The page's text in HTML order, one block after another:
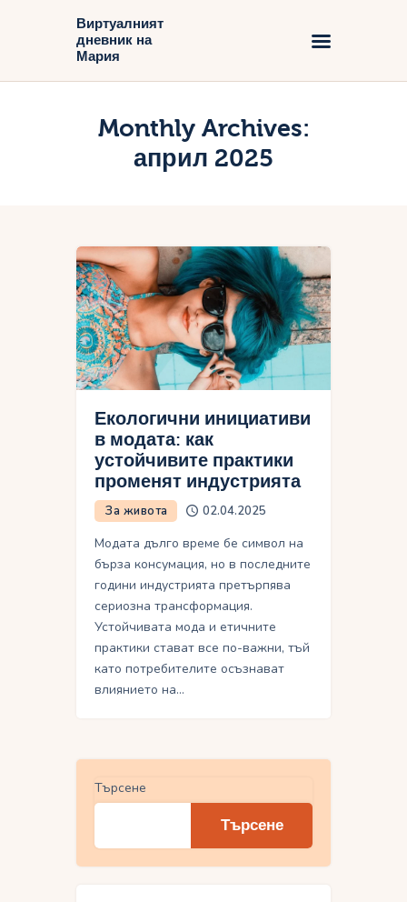
Виртуалният
дневник на
Мария
Monthly Archives:
април 2025
Виртуалният дневник на Мария
Блог
Екологични инициативи
в модата: как
устойчивите практики
променят индустрията
За живота 02.04.2025
Модата дълго време бе символ на
бърза консумация, но в последните
години индустрията претърпява
сериозна трансформация.
Устойчивата мода и етичните
практики стават все по-важни, тъй
като потребителите осъзнават
влиянието на…
Търсене
Търсене